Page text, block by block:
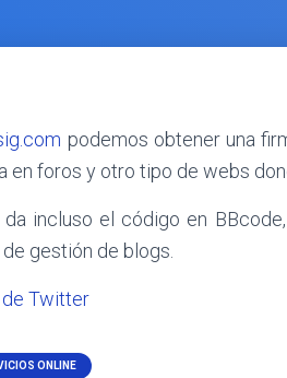
podemos obtener una
en foros y otro tipo de webs
da incluso el código en
gestión de blogs.
Twitter
ONLINE